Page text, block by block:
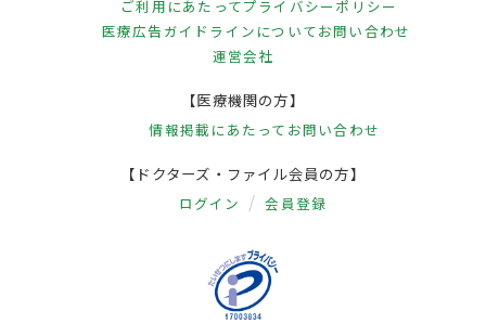
ご利用にあたってプライバシーポリシー
医療広告ガイドラインについてお問い合わせ
運営会社
【医療機関の方】
情報掲載にあたって お問い合わせ
【ドクターズ・ファイル会員の方】
ログイン 会員登録